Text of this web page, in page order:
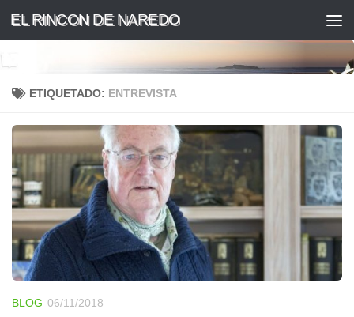
Saltar al contenido
EL RINCON DE NAREDO
ETIQUETADO: ENTREVISTA
BLOG 06/11/2018